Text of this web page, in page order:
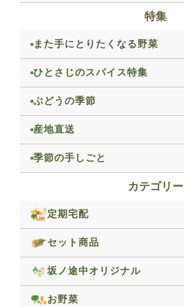
特集
また手にとりたくなる野菜
ひとさじのスパイス特集
ぶどうの季節
産地直送
季節の手しごと
カテゴリー
定期宅配
セット商品
坂ノ途中オリジナル
お野菜